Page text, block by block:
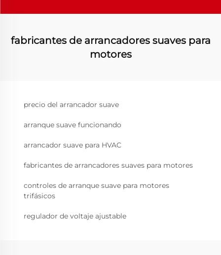
fabricantes de arrancadores suaves para
motores
precio del arrancador suave
arranque suave funcionando
arrancador suave para HVAC
fabricantes de arrancadores suaves para motores
controles de arranque suave para motores
trifásicos
regulador de voltaje ajustable